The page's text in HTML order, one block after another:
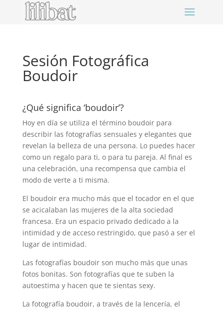
Sesión Fotográfica
Boudoir
¿Qué significa ‘boudoir’?
Hoy en día se utiliza el término boudoir para
describir las fotografías sensuales y elegantes que
revelan la belleza de una persona. Lo puedes hacer
como un regalo para ti, o para tu pareja. Al final es
una celebración, una recompensa que cambia el
modo de verte a ti misma.
El boudoir era mucho más que el tocador en el que
se acicalaban las mujeres de la alta sociedad
francesa. Era un espacio privado dedicado a la
intimidad y de acceso restringido, que pasó a ser el
lugar de intimidad.
Las fotografías boudoir son mucho más que unas
fotos bonitas. Son fotografías que te suben la
autoestima y hacen que te sientas sexy.
La fotografía boudoir, a través de la lencería, el